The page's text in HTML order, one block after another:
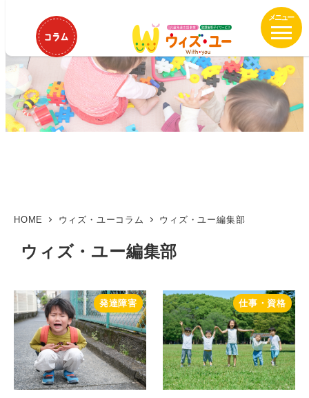
コ
テ
ン
ツ
HOME ウィズ・ユーコラム ウィズ・ユー編集部
ウィズ・ユー編集部
発達障害 仕事・資格